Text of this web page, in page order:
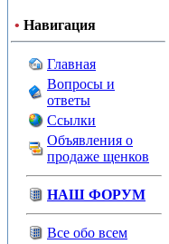
• Навигация
Главная
Вопросы и
ответы
Ссылки
Объявления о
продаже щенков
НАШ ФОРУМ
Все обо всем